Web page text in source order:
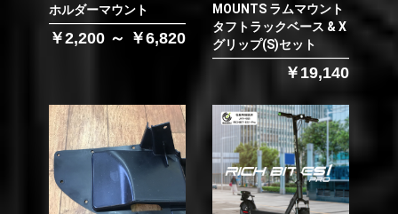
ホルダーマウント
￥2,200 ～ ￥6,820
MOUNTS ラムマウント
タフトラックベース & X
グリップ(S)セット
￥19,140